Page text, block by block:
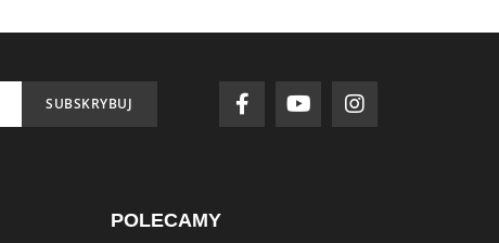
SUBSKRYBUJ
POLECAMY